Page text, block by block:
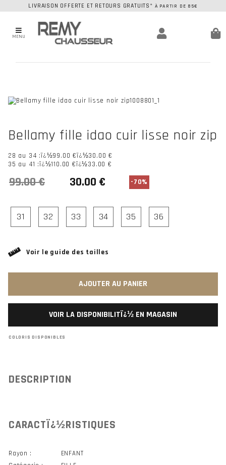
LIVRAISON OFFERTE ET RETOURS GRATUITS* À PARTIR DE 85€
MENU
Bellamy fille idao cuir lisse noir zip
28 au 34 :ï¿½99.00 €ï¿½30.00 €
35 au 41 :ï¿½110.00 €ï¿½33.00 €
-70%
31 32 33 34 35 36
Voir le guide des tailles
AJOUTER AU PANIER
VOIR LA DISPONIBILITÏ¿½ EN MAGASIN
COLORIS DISPONIBLES
DESCRIPTION
CARACTÏ¿½RISTIQUES
Rayon :
ENFANT